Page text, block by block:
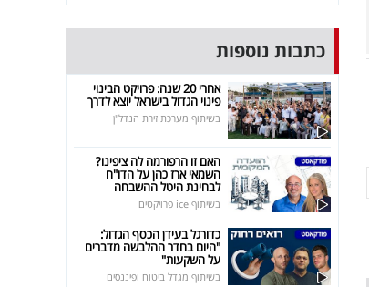
כתבות נוספות
אחרי 20 שנה: פרויקט הבינוי
פינוי הגדול בישראל יוצא לדרך
בשיתוף מערכת זירת הנדל"ן
האם זו הרפורמה לה ציפינו?
השמאי ארז כהן על הדו"ח
לבחינת היטל ההשבחה
בשיתוף ice פרויקטים
כדורגל בעידן הכסף הגדול:
"היום בחדר ההלבשה מדברים
על השקעות"
בשיתוף מגדל ביטוח ופיננסים